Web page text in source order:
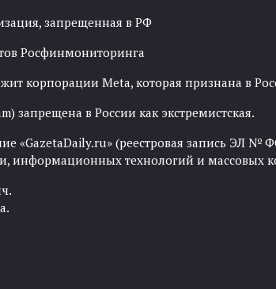
запрещенная в РФ
Росфинмониторинга
корпорации Meta, которая признана в
запрещена в России как экстремистская.
«GazetaDaily.ru» (реестровая запись ЭЛ №
информационных технологий и массовых